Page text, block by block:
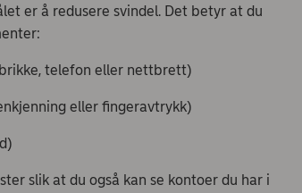
er å redusere svindel. Det betyr at du
telefon eller nettbrett)
eller fingeravtrykk)
slik at du også kan se kontoer du har i